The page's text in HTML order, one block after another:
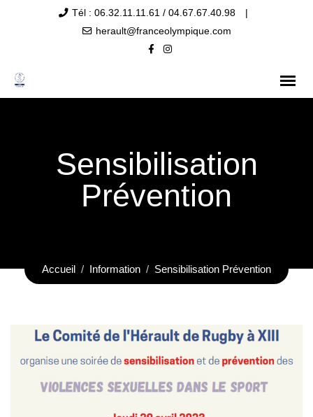
Tél : 06.32.11.11.61 / 04.67.67.40.98
herault@franceolympique.com
Sensibilisation
Prévention
Accueil Information Sensibilisation Prévention